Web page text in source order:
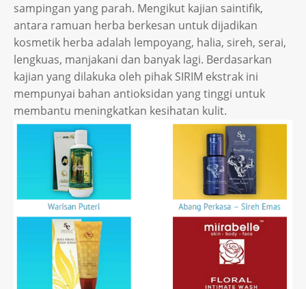
sampingan yang parah. Mengikut kajian saintifik,
antara ramuan herba berkesan untuk dijadikan
kosmetik herba adalah lempoyang, halia, sireh, serai,
lengkuas, manjakani dan banyak lagi. Berdasarkan
kajian yang dilakuka oleh pihak SIRIM ekstrak ini
mempunyai bahan antioksidan yang tinggi untuk
membantu meningkatkan kesihatan kulit.